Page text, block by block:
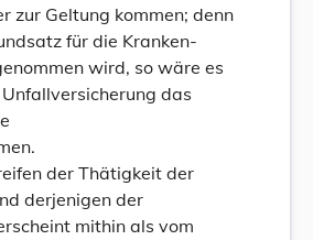
zur Geltung kommen; denn
für die Kranken-
wird, so wäre es
das
der Thätigkeit der
derjenigen der
mithin als vom